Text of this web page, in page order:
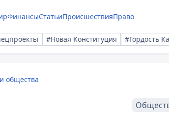
ФинансыСтатьиПроисшествияПраво
#Новая Конституция #Гордость
общества